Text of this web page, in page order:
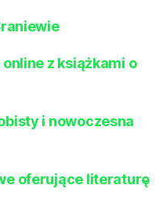
z książkami o
i nowoczesna
oferujące literaturę